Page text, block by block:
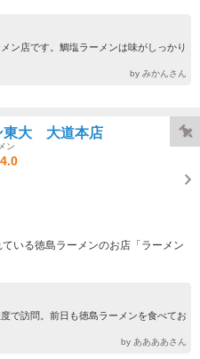
ン店です。鯛塩ラーメンは味がしっかり
by みかんさん
東大 大道本店
ン
4.0
いる徳島ラーメンのお店「ラーメン
で訪問。前日も徳島ラーメンを食べてお
by ああああさん